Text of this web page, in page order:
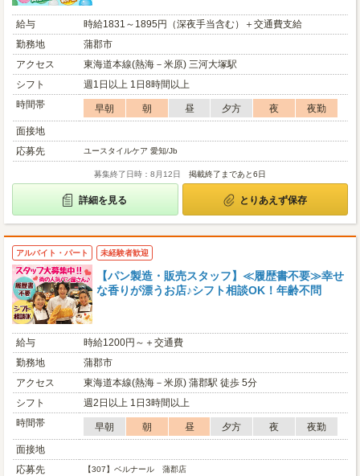
給与
時給1831～1895円（深夜手当含む）＋交通費支給
勤務地
蒲郡市
アクセス
東海道本線(熱海－米原) 三河大塚駅
シフト
週1日以上 1日8時間以上
時間帯
早朝 朝 昼 夕方 夜
夜勤
面接地
応募先
ユースタイルケア 愛知/Jb
募集終了日時：8月12日 掲載終了まであと6日
詳細を見る とりあえず保存
アルバイト・パート 未経験者歓迎
【パン製造・販売スタッフ】≪履歴書不要≫幸せ
な香りが漂うお店♪シフト相談OK！年齢不問
給与
時給1200円～＋交通費
勤務地
蒲郡市
アクセス
東海道本線(熱海－米原) 蒲郡駅 徒歩 5分
シフト
週2日以上 1日3時間以上
時間帯
早朝 朝 昼 夕方 夜
夜勤
面接地
応募先
【307】ベルナール 蒲郡店